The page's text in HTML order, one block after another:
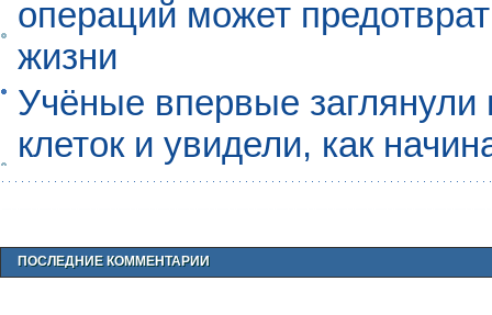
операций может
жизни
Учёные впервые
клеток и увидели, как
ПОСЛЕДНИЕ КОММЕНТАРИИ